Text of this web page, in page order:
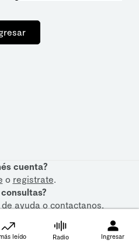
cuenta?
o registrate.
consultas?
ayudaocontactanos.
leído Radio Ingresar